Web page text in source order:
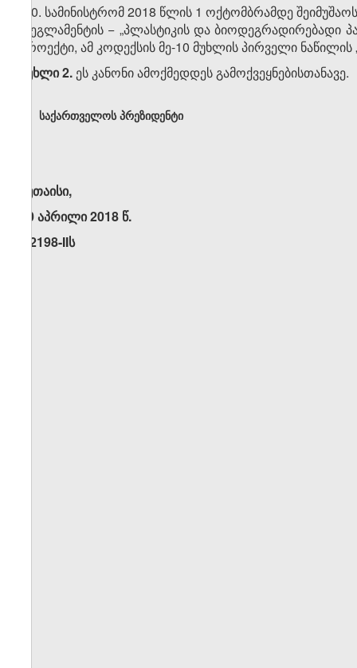
„10. სამინისტრომ 2018 წლის 1 ოქტომბრამდე
რეგლამენტის − „პლასტიკის და ბიოდეგრადირებადი
პროექტი, ამ კოდექსის მე-10 მუხლის პირველი ნაწილის
მუხლი 2. ეს კანონი ამოქმედდეს გამოქვეყნებისთანავე.
საქართველოს პრეზიდენტი
ქუთაისი,
20 აპრილი 2018 წ.
N2198-IIს